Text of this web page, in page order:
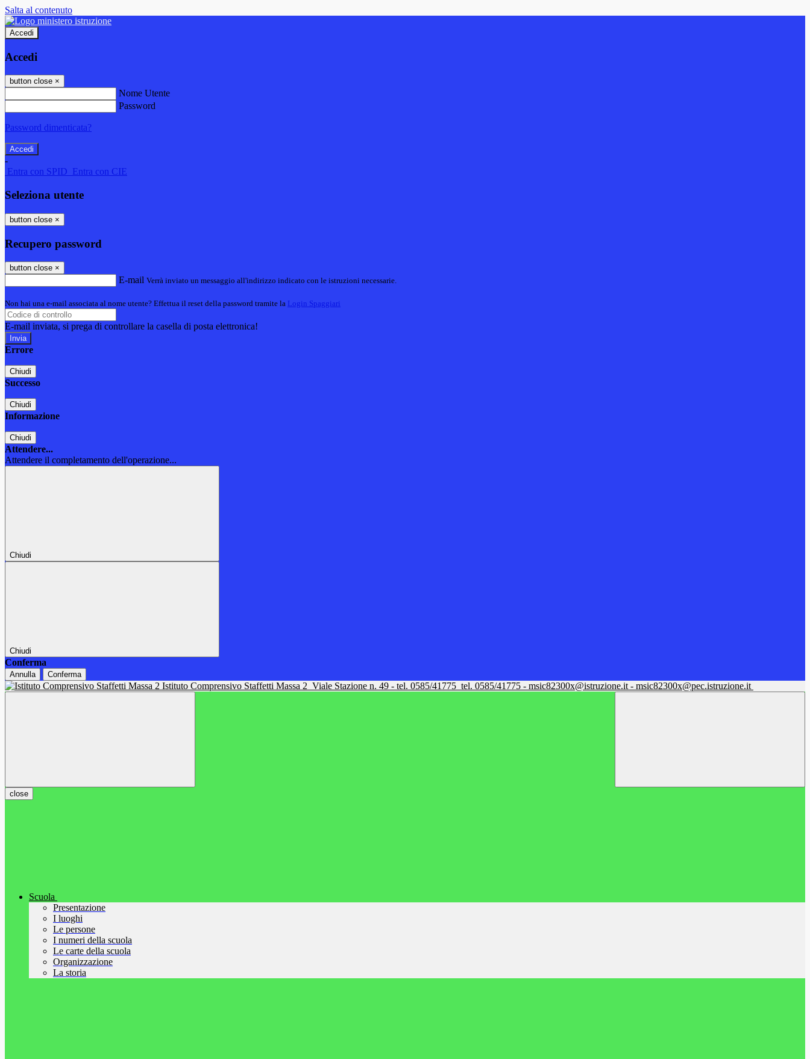
Salta al contenuto
Accedi
Accedi
button close ×
Nome Utente
Password
Password dimenticata?
-
Entra con SPID Entra con CIE
Seleziona utente
button close ×
Recupero password
button close ×
E-mail Verrà inviato un messaggio all'indirizzo indicato con le istruzioni necessarie.
Non hai una e-mail associata al nome utente? Effettua il reset della password tramite la Login Spaggiari
E-mail inviata, si prega di controllare la casella di posta elettronica!
Errore
Chiudi
Successo
Chiudi
Informazione
Chiudi
Attendere...
Attendere il completamento dell'operazione...
Chiudi
Chiudi
Conferma
Annulla Conferma
Istituto Comprensivo Staffetti Massa 2 Viale Stazione n. 49 - tel. 0585/41775 tel. 0585/41775 - msic82300x@istruzione.it - msic82300x@pec.istruzione.it
close
Scuola
Presentazione
I luoghi
Le persone
I numeri della scuola
Le carte della scuola
Organizzazione
La storia